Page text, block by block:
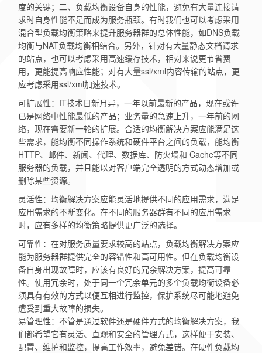
度的关键；二、负载均衡设备自身的性能，避免有大量连接请
求时自身性能不足而成为服务瓶颈。有时我们也可以考虑采用
混合型负载均衡策略来提升服务器群的总体性能，如DNS负载
均衡与NAT负载均衡相结合。另外，针对有大量静态文档请求
的站点，也可以考虑采用高速缓存技术，相对来说更节省费
用，更能提高响应性能；对有大量ssl/xml内容传输的站点，更
应考虑采用ssl/xml加速技术。
可扩展性：IT技术日新月异，一年以前最新的产品，现在或许
已是网络中性能最低的产品；业务量的急速上升，一年前的网
络，现在需要新一轮的扩展。合适的均衡解决方案应能满足这
些需求，能均衡不同操作系统和硬件平台之间的负载，能均衡
HTTP、邮件、新闻、代理、数据库、防火墙和 Cache等不同
服务器的负载，并且能以对客户端完全透明的方式动态增加或
删除某些资源。
灵活性：均衡解决方案应能灵活地提供不同的应用需求，满足
应用需求的不断变化。在不同的服务器群有不同的应用需求
时，应有多样的均衡策略提供更广泛的选择。
可靠性：在对服务质量要求较高的站点，负载均衡解决方案应
能为服务器群提供完全的容错性和高可用性。但在负载均衡设
备自身出现故障时，应该有良好的冗余解决方案，提高可靠
性。使用冗余时，处于同一个冗余单元的多个负载均衡设备必
须具有有效的方式以便互相进行监控，保护系统尽可能地避免
遭受到重大故障的损失。
易管理性：不管是通过软件还是硬件方式的均衡解决方案，我
们都希望它有灵活、直观和安全的管理方式，这样便于安装、
配置、维护和监控，提高工作效率，避免差错。在硬件负载均